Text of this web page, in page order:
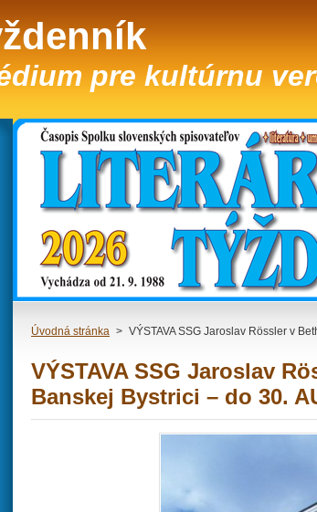
pre kultúrnu
Úvodná stránka > VÝSTAVA SSG Jaroslav Rössler v
VÝSTAVA SSG Jaroslav
Banskej Bystrici – do 30.